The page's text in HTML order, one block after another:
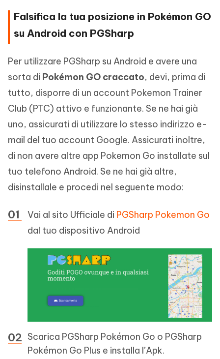
Falsifica la tua posizione in Pokémon GO
su Android con PGSharp
Per utilizzare PGSharp su Android e avere una
sorta di Pokémon GO craccato, devi, prima di
tutto, disporre di un account Pokemon Trainer
Club (PTC) attivo e funzionante. Se ne hai già
uno, assicurati di utilizzare lo stesso indirizzo e-
mail del tuo account Google. Assicurati inoltre,
di non avere altre app Pokemon Go installate sul
tuo telefono Android. Se ne hai già altre,
disinstallale e procedi nel seguente modo:
Vai al sito Ufficiale di PGSharp Pokemon Go
dal tuo dispositivo Android
Scarica PGSharp Pokémon Go o PGSharp
Pokémon Go Plus e installa l’Apk.